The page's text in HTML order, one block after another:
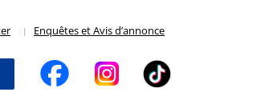
Enquêtes et Avis d’annonce